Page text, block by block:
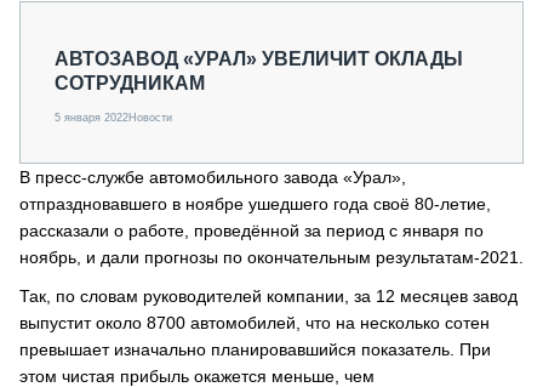
О ПРОЕКТЕ
АВТОЗАВОД «УРАЛ» УВЕЛИЧИТ ОКЛАДЫ
СОТРУДНИКАМ
5 января 2022Новости
В пресс-службе автомобильного завода «Урал»,
отпраздновавшего в ноябре ушедшего года своё 80-летие,
рассказали о работе, проведённой за период с января по
ноябрь, и дали прогнозы по окончательным результатам-2021.
Так, по словам руководителей компании, за 12 месяцев завод
выпустит около 8700 автомобилей, что на несколько сотен
превышает изначально планировавшийся показатель. При
этом чистая прибыль окажется меньше, чем